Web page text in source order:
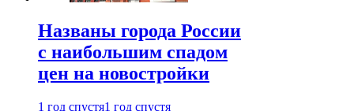
Названы города России
с наибольшим спадом
цен на новостройки
1 год спустя1 год спустя